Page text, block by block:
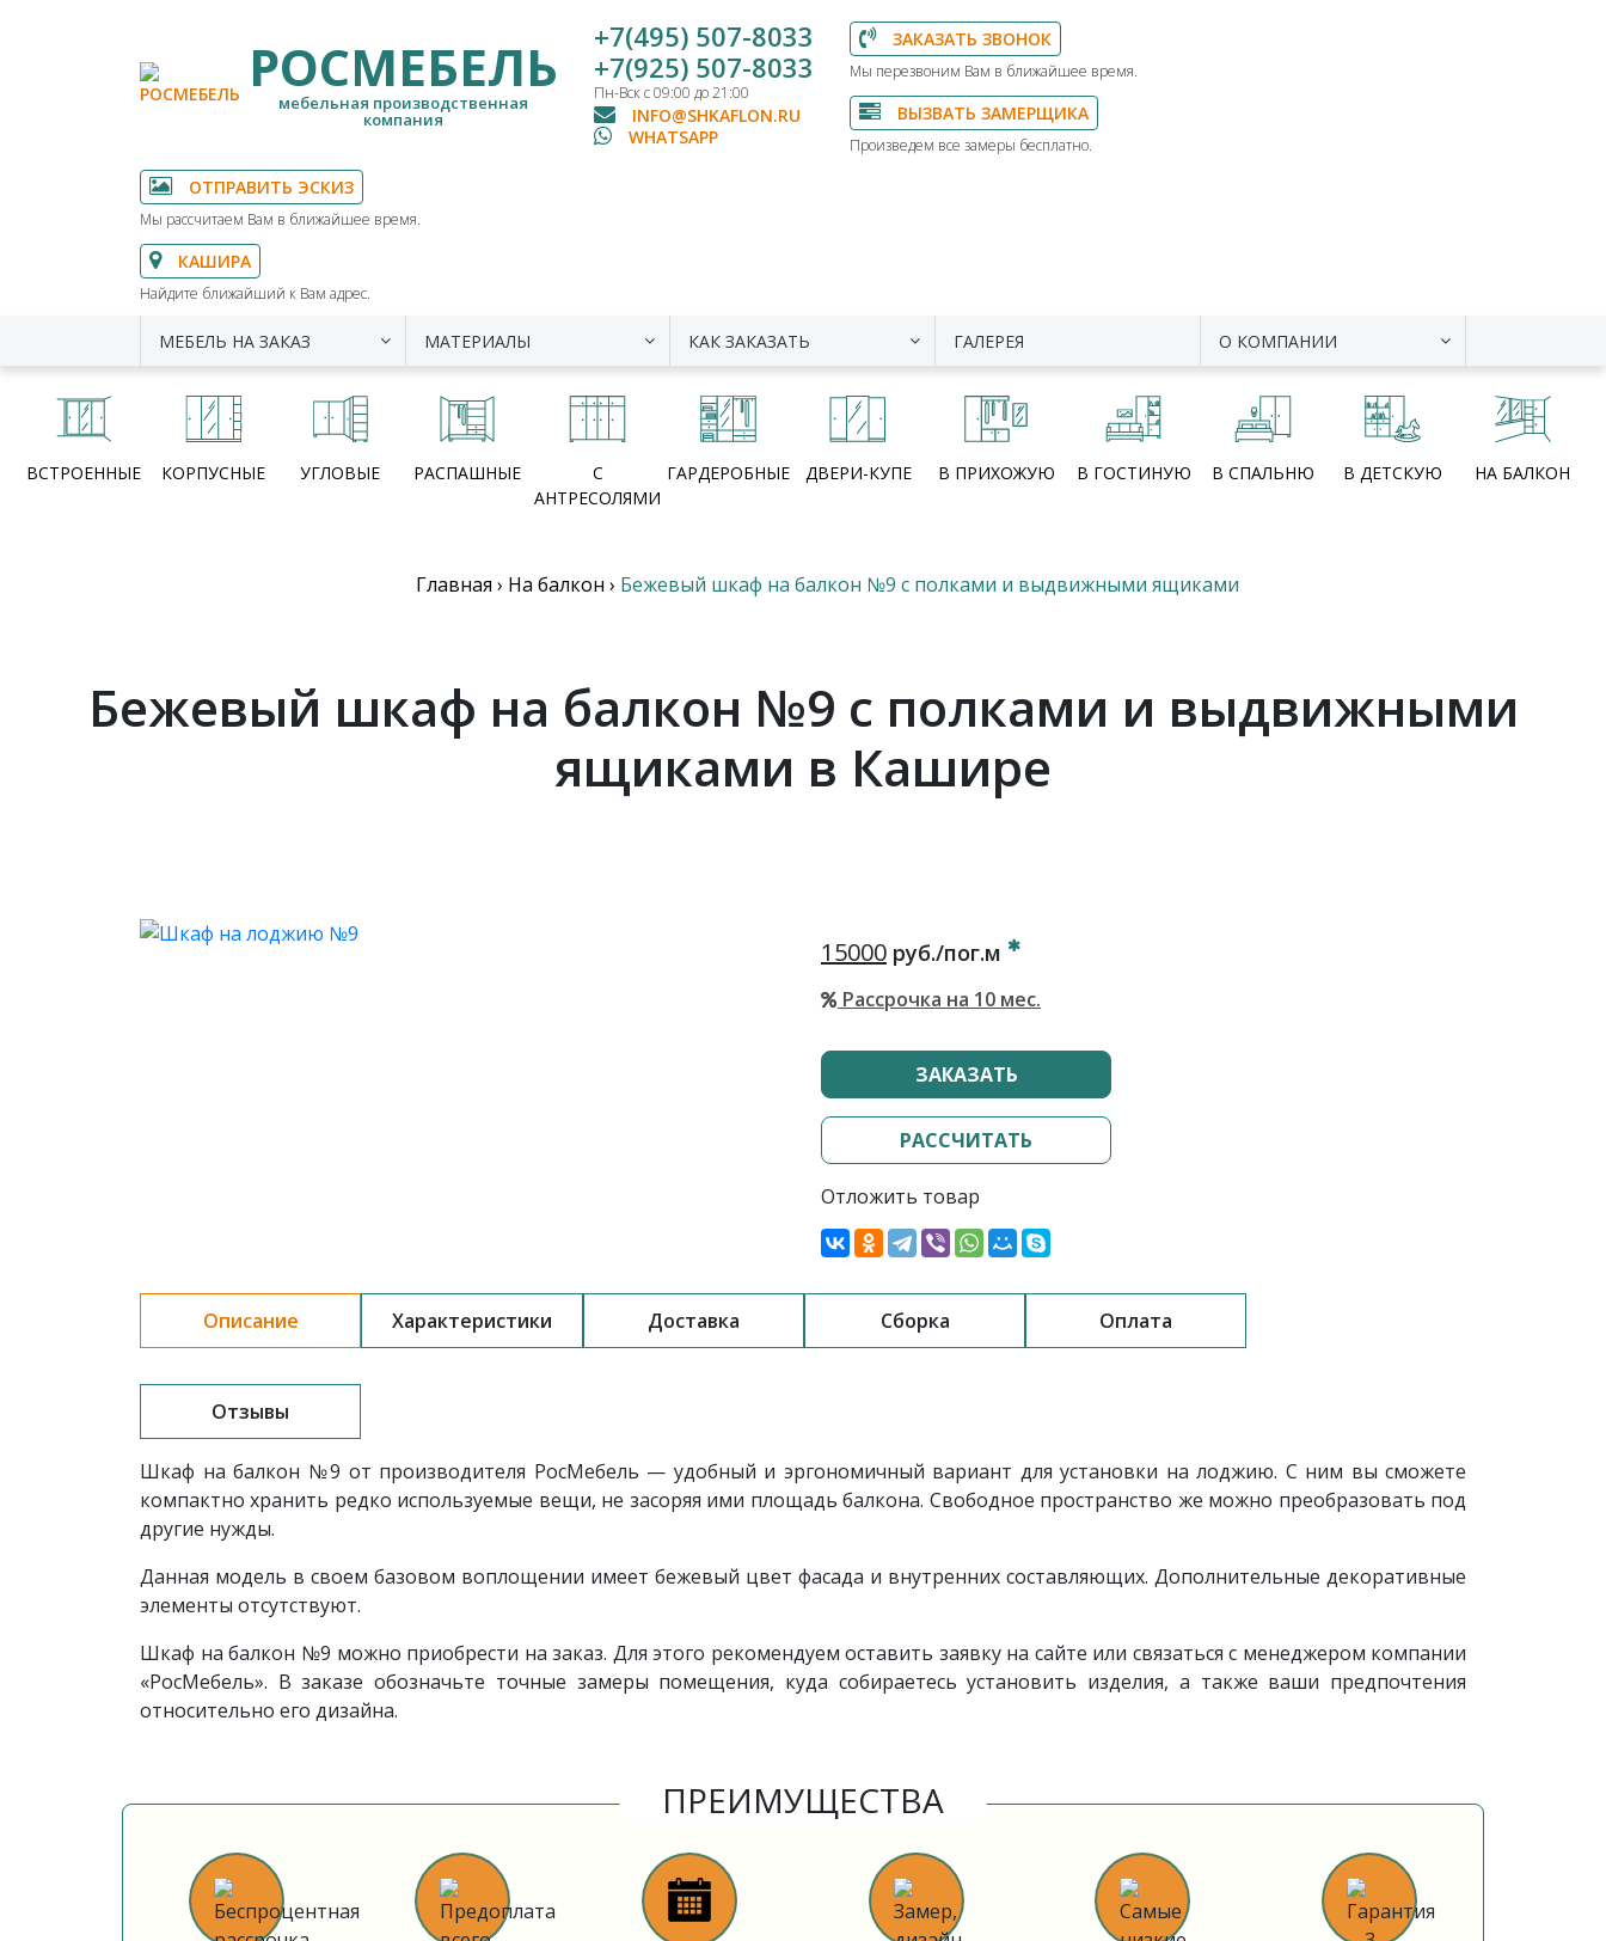
РОСМЕБЕЛЬ
мебельная производственная
компания
+7(495) 507-8033
+7(925) 507-8033
Пн-Вск с 09:00 до 21:00
INFO@SHKAFLON.RU
WHATSAPP
ЗАКАЗАТЬ ЗВОНОК
Мы перезвоним Вам в ближайшее время.
ВЫЗВАТЬ ЗАМЕРЩИКА
Произведем все замеры бесплатно.
ОТПРАВИТЬ ЭСКИЗ
Мы рассчитаем Вам в ближайшее время.
КАШИРА
Найдите ближайший к Вам адрес.
МЕБЕЛЬ НА ЗАКАЗ МАТЕРИАЛЫ КАК ЗАКАЗАТЬ ГАЛЕРЕЯ О КОМПАНИИ
ВСТРОЕННЫЕ КОРПУСНЫЕ УГЛОВЫЕ РАСПАШНЫЕ
С
АНТРЕСОЛЯМИ
ГАРДЕРОБНЫЕ ДВЕРИ-КУПЕ В ПРИХОЖУЮ В ГОСТИНУЮ В СПАЛЬНЮ В ДЕТСКУЮ НА БАЛКОН
Главная › На балкон › Бежевый шкаф на балкон №9 с полками и выдвижными ящиками
Бежевый шкаф на балкон №9 с полками и выдвижными
ящиками в Кашире
15000 руб./пог.м
Рассрочка на 10 мес.
ЗАКАЗАТЬ
РАССЧИТАТЬ
Отложить товар
Описание Характеристики Доставка Сборка Оплата
Отзывы
Шкаф на балкон №9 от производителя РосМебель — удобный и эргономичный вариант для установки на лоджию. С ним вы сможете
компактно хранить редко используемые вещи, не засоряя ими площадь балкона. Свободное пространство же можно преобразовать под
другие нужды.
Данная модель в своем базовом воплощении имеет бежевый цвет фасада и внутренних составляющих. Дополнительные декоративные
элементы отсутствуют.
Шкаф на балкон №9 можно приобрести на заказ. Для этого рекомендуем оставить заявку на сайте или связаться с менеджером компании
«РосМебель». В заказе обозначьте точные замеры помещения, куда собираетесь установить изделия, а также ваши предпочтения
относительно его дизайна.
ПРЕИМУЩЕСТВА